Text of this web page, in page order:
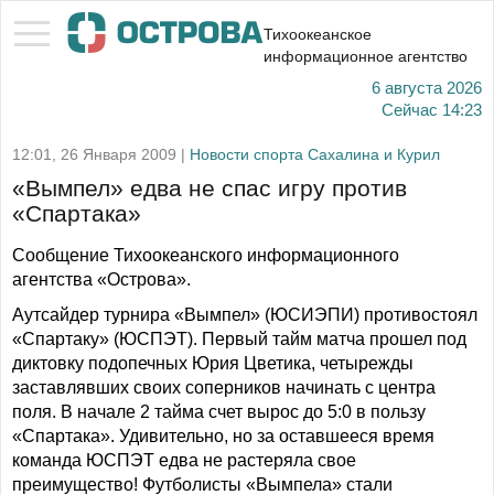
Тихоокеанское
информационное агентство
6 августа 2026
Сейчас 14:23
12:01, 26 Января 2009 | Новости спорта Сахалина и Курил
«Вымпел» едва не спас игру против
«Спартака»
Сообщение Тихоокеанского информационного
агентства «Острова».
Аутсайдер турнира «Вымпел» (ЮСИЭПИ) противостоял
«Спартаку» (ЮСПЭТ). Первый тайм матча прошел под
диктовку подопечных Юрия Цветика, четырежды
заставлявших своих соперников начинать с центра
поля. В начале 2 тайма счет вырос до 5:0 в пользу
«Спартака». Удивительно, но за оставшееся время
команда ЮСПЭТ едва не растеряла свое
преимущество! Футболисты «Вымпела» стали